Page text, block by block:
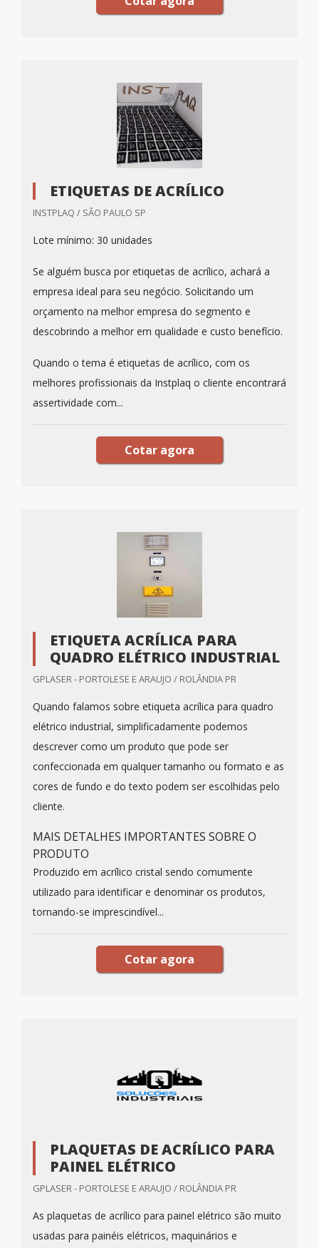
ETIQUETAS DE ACRÍLICO
INSTPLAQ / SÃO PAULO SP
Lote mínimo: 30 unidades
Se alguém busca por etiquetas de acrílico, achará a
empresa ideal para seu negócio. Solicitando um
orçamento na melhor empresa do segmento e
descobrindo a melhor em qualidade e custo benefício.
Quando o tema é etiquetas de acrílico, com os
melhores profissionais da Instplaq o cliente encontrará
assertividade com...
Cotar agora
ETIQUETA ACRÍLICA PARA
QUADRO ELÉTRICO INDUSTRIAL
GPLASER - PORTOLESE E ARAUJO / ROLÂNDIA PR
Quando falamos sobre etiqueta acrílica para quadro
elétrico industrial, simplificadamente podemos
descrever como um produto que pode ser
confeccionada em qualquer tamanho ou formato e as
cores de fundo e do texto podem ser escolhidas pelo
cliente.
MAIS DETALHES IMPORTANTES SOBRE O
PRODUTO
Produzido em acrílico cristal sendo comumente
utilizado para identificar e denominar os produtos,
tornando-se imprescindível...
Cotar agora
PLAQUETAS DE ACRÍLICO PARA
PAINEL ELÉTRICO
GPLASER - PORTOLESE E ARAUJO / ROLÂNDIA PR
As plaquetas de acrílico para painel elétrico são muito
usadas para painéis elétricos, maquinários e